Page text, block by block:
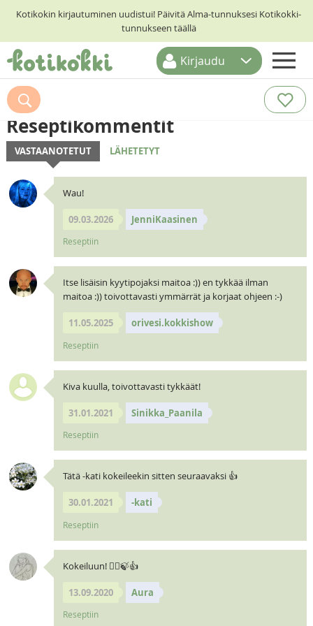
Kotikokin kirjautuminen uudistui! Päivitä Alma-tunnuksesi Kotikokki-
tunnukseen täällä
ETUSIVU
RESEPTIHAKU
RUOKATEEMAT
KESKUSTELUT
KOTIKOKIT
Kirjaudu
Reseptikommentit
VASTAANOTETUT LÄHETETYT
Wau!
09.03.2026 JenniKaasinen
Reseptiin
Itse lisäisin kyytipojaksi maitoa :)) en tykkää ilman
maitoa :)) toivottavasti ymmärrät ja korjaat ohjeen :-)
11.05.2025 orivesi.kokkishow
Reseptiin
Kiva kuulla, toivottavasti tykkäät!
31.01.2021 Sinikka_Paanila
Reseptiin
Tätä -kati kokeileekin sitten seuraavaksi 👍
30.01.2021 -kati
Reseptiin
Kokeiluun! 🧝‍♀️🍃👍
13.09.2020 Aura
Reseptiin